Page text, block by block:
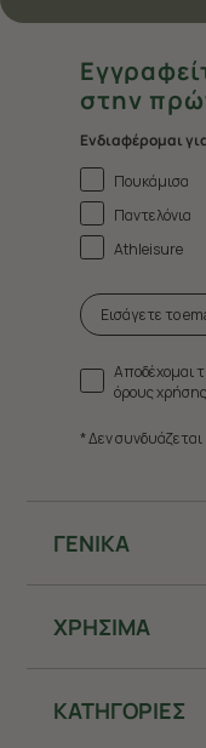
ΓΕΝΙΚΑ
ΧΡHΣΙΜΑ
ΚΑΤΗΓΟΡΙΕΣ
στην
Ενδιαφέρομαι
Πουκάμισα
Παντελόνια
Athleisure
Αποδέχομαι
όρους
* Δεν συνδυάζεται